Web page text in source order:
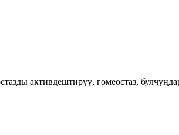
активдештирүү, гомеостаз,